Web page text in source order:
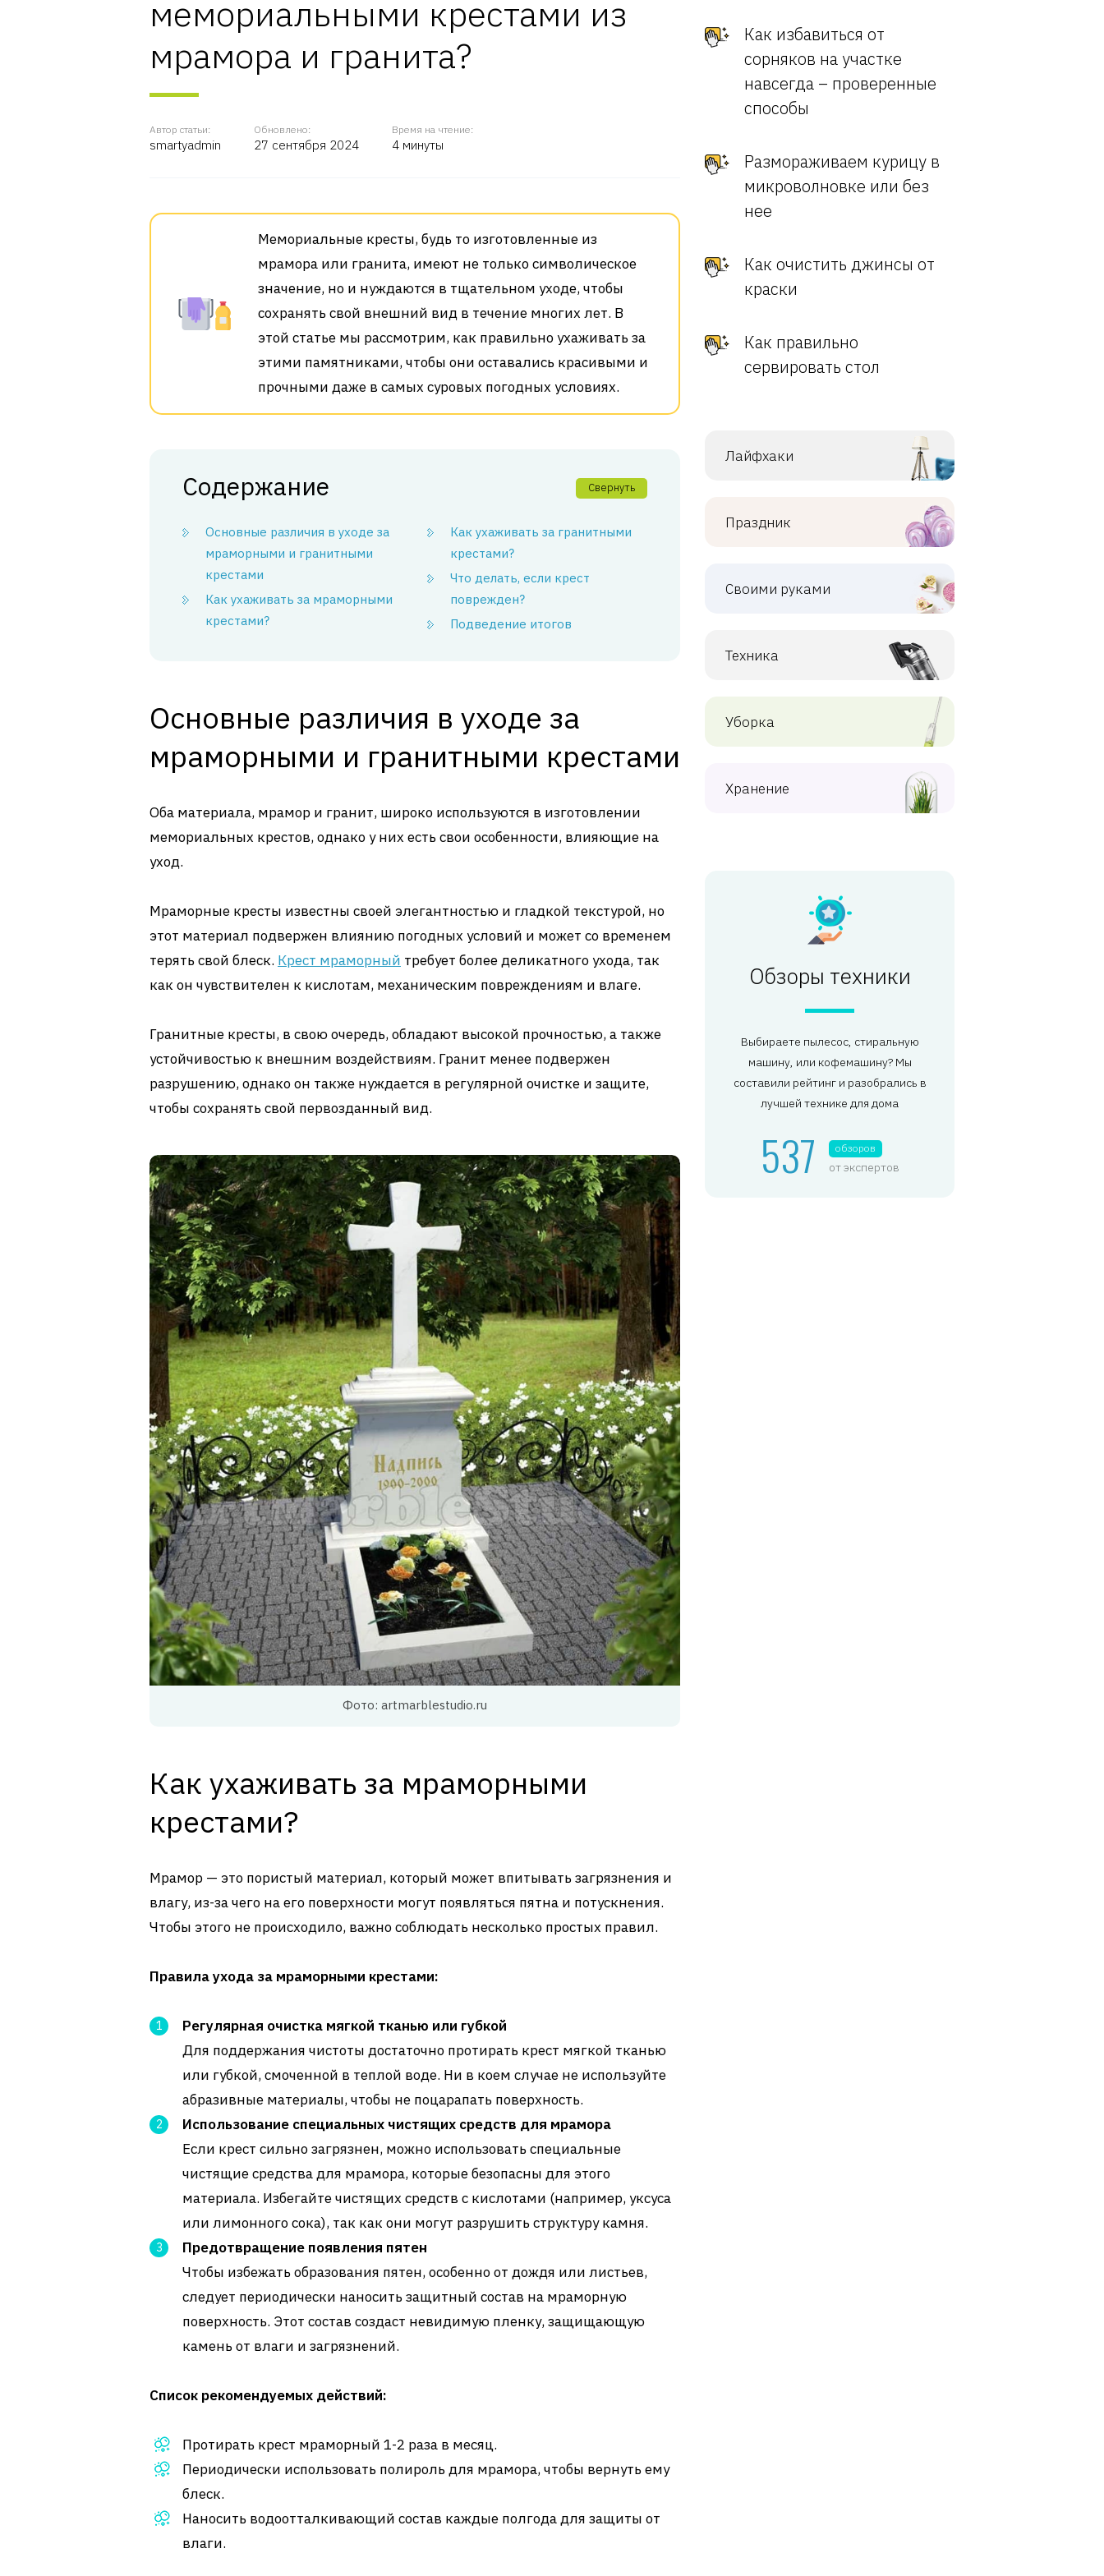
мемориальными крестами из
мрамора и гранита?
Автор статьи:
smartyadmin
Обновлено:
27 сентября 2024
Время на чтение:
4 минуты
Мемориальные кресты, будь то изготовленные из
мрамора или гранита, имеют не только символическое
значение, но и нуждаются в тщательном уходе, чтобы
сохранять свой внешний вид в течение многих лет. В
этой статье мы рассмотрим, как правильно ухаживать за
этими памятниками, чтобы они оставались красивыми и
прочными даже в самых суровых погодных условиях.
Содержание Свернуть
Основные различия в уходе за
мраморными и гранитными
крестами
Как ухаживать за мраморными
крестами?
Как ухаживать за гранитными
крестами?
Что делать, если крест
поврежден?
Подведение итогов
Основные различия в уходе за
мраморными и гранитными крестами
Оба материала, мрамор и гранит, широко используются в изготовлении
мемориальных крестов, однако у них есть свои особенности, влияющие на
уход.
Мраморные кресты известны своей элегантностью и гладкой текстурой, но
этот материал подвержен влиянию погодных условий и может со временем
терять свой блеск. Крест мраморный требует более деликатного ухода, так
как он чувствителен к кислотам, механическим повреждениям и влаге.
Гранитные кресты, в свою очередь, обладают высокой прочностью, а также
устойчивостью к внешним воздействиям. Гранит менее подвержен
разрушению, однако он также нуждается в регулярной очистке и защите,
чтобы сохранять свой первозданный вид.
Фото: artmarblestudio.ru
Как ухаживать за мраморными
крестами?
Мрамор — это пористый материал, который может впитывать загрязнения и
влагу, из-за чего на его поверхности могут появляться пятна и потускнения.
Чтобы этого не происходило, важно соблюдать несколько простых правил.
Правила ухода за мраморными крестами:
Регулярная очистка мягкой тканью или губкой
Для поддержания чистоты достаточно протирать крест мягкой тканью
или губкой, смоченной в теплой воде. Ни в коем случае не используйте
абразивные материалы, чтобы не поцарапать поверхность.
Использование специальных чистящих средств для мрамора
Если крест сильно загрязнен, можно использовать специальные
чистящие средства для мрамора, которые безопасны для этого
материала. Избегайте чистящих средств с кислотами (например, уксуса
или лимонного сока), так как они могут разрушить структуру камня.
Предотвращение появления пятен
Чтобы избежать образования пятен, особенно от дождя или листьев,
следует периодически наносить защитный состав на мраморную
поверхность. Этот состав создаст невидимую пленку, защищающую
камень от влаги и загрязнений.
Список рекомендуемых действий:
Протирать крест мраморный 1-2 раза в месяц.
Периодически использовать полироль для мрамора, чтобы вернуть ему
блеск.
Наносить водоотталкивающий состав каждые полгода для защиты от
влаги.
Как избавиться от
сорняков на участке
навсегда – проверенные
способы
Размораживаем курицу в
микроволновке или без
нее
Как очистить джинсы от
краски
Как правильно
сервировать стол
Лайфхаки
Праздник
Своими руками
Техника
Уборка
Хранение
Обзоры техники
Выбираете пылесос, стиральную
машину, или кофемашину? Мы
составили рейтинг и разобрались в
лучшей технике для дома
537 обзоров
от экспертов